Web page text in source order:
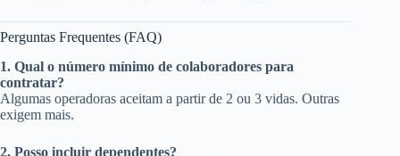
Perguntas Frequentes (FAQ)
1. Qual o número mínimo de colaboradores para
contratar?
Algumas operadoras aceitam a partir de 2 ou 3 vidas. Outras
exigem mais.
2. Posso incluir dependentes?